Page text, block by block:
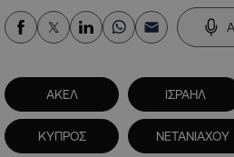
ΑΚΕΛ ΙΣΡΑΗΛ
ΚΥΠΡΟΣ ΝΕΤΑΝΙΑΧΟΥ